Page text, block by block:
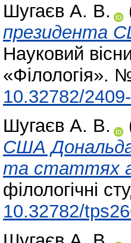
Шугаєв А. В.
президента
Науковий
«Філологія».
10.32782/
Шугаєв А. В.
США Дональда
та статтях
філологічні
10.32782/